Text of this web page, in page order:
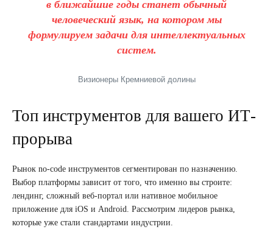
в ближайшие годы станет обычный
человеческий язык, на котором мы
формулируем задачи для интеллектуальных
систем.
Визионеры Кремниевой долины
Топ инструментов для вашего ИТ-
прорыва
Рынок no-code инструментов сегментирован по назначению.
Выбор платформы зависит от того, что именно вы строите:
лендинг, сложный веб-портал или нативное мобильное
приложение для iOS и Android. Рассмотрим лидеров рынка,
которые уже стали стандартами индустрии.